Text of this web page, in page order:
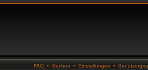
FAQ • Suchen • Einstellungen •